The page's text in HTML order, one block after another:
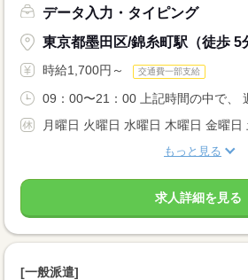
データ入力・タイピング
東京都墨田区/錦糸町駅（徒歩 5
時給1,700円～ 交通費一部支給
09：00〜21：00 上記時間の中で、
月曜日 火曜日 水曜日 木曜日 金曜日
もっと見る
求人詳細を見る
[一般派遣]